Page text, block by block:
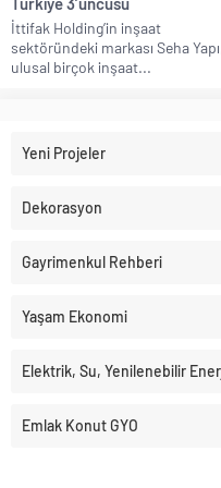
İttifak Holding’in inşaat
sektöründeki markası Seha
ulusal birçok inşaat...
Yeni Projeler
Dekorasyon
Gayrimenkul Rehberi
Yaşam Ekonomi
Elektrik, Su, Yenilenebilir
Emlak Konut GYO